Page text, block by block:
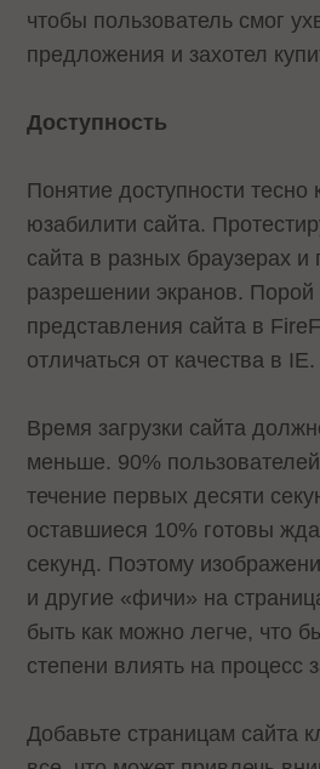
чтобы пользователь смог
предложения и захотел
Доступность
Понятие доступности тесно
юзабилити сайта.
сайта в разных браузерах и
разрешении экранов. Порой
представления сайта в
отличаться от качества в IE.
Время загрузки сайта
меньше. 90%
течение первых десяти
оставшиеся 10% готовы
секунд. Поэтому
и другие «фичи» на
быть как можно легче, что
степени влиять на процесс
Добавьте страницам сайта